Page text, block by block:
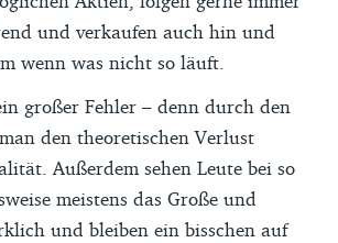
und verkaufen auch hin und
wenn was nicht so läuft.
großer Fehler – denn durch den
den theoretischen Verlust
Außerdem sehen Leute bei so
meistens das Große und
und bleiben ein bisschen auf